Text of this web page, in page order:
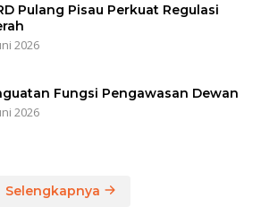
Pulang Pisau Perkuat Regulasi
2026
Fungsi Pengawasan Dewan
2026
Selengkapnya